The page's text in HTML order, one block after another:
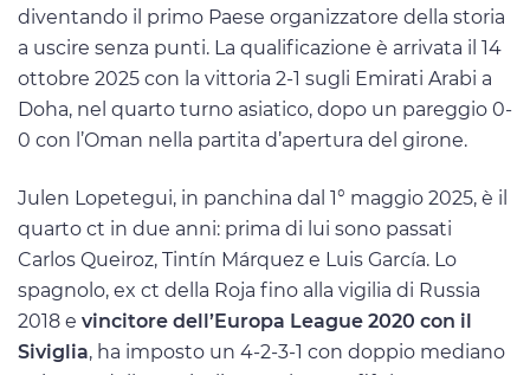
diventando il primo Paese organizzatore della storia
a uscire senza punti. La qualificazione è arrivata il 14
ottobre 2025 con la vittoria 2-1 sugli Emirati Arabi a
Doha, nel quarto turno asiatico, dopo un pareggio 0-
0 con l’Oman nella partita d’apertura del girone.
Julen Lopetegui, in panchina dal 1° maggio 2025, è il
quarto ct in due anni: prima di lui sono passati
Carlos Queiroz, Tintín Márquez e Luis García. Lo
spagnolo, ex ct della Roja fino alla vigilia di Russia
2018 e vincitore dell’Europa League 2020 con il
Siviglia, ha imposto un 4-2-3-1 con doppio mediano